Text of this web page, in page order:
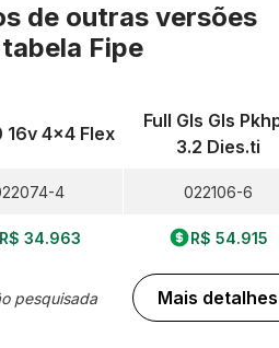
de outras versões
Fipe
16v 4x4 Flex
4
R$ 34.963
pesquisada
Full Gls Gls
3.2 Dies.ti
022106-6
R$ 54.915
Mais detalhes